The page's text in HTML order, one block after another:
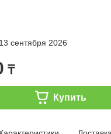
13 сентября 2026
₸
Купить